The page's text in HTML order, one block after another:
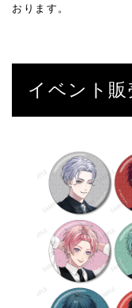
おります。
イベント